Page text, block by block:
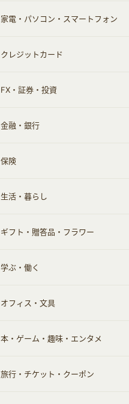
食材宅配
ウォーターサーバー
エステ・サロン
メンズ美容
スポーツ・フィットネス
日用品・薬局・からだ
すべて見る
ネット買取
家電・パソコン・スマートフォン
すべて見る
家電・パソコン・ソフトウェア
通信・レンタルサーバー
スマホ・携帯電話・SIM
定額制有料コンテンツ
クレジットカード
すべて見る
クレジットカード
FX・証券・投資
すべて見る
証券
仮想通貨
その他投資
金融・銀行
銀行・ネット銀行
キャッシング・ローン
その他金融
保険
すべて見る
保険相談・面談
生活・暮らし
すべて見る
住まい・暮らし
不動産
引越し
エコ・エネルギー
ギフト・贈答品・フラワー
すべて見る
ギフト・贈答品
学ぶ・働く
すべて見る
習い事・学習・学校
仕事・転職
オフィス・文具
すべて見る
オフィス・文具
本・ゲーム・趣味・エンタメ
すべて見る
旅行・チケット・クーポン